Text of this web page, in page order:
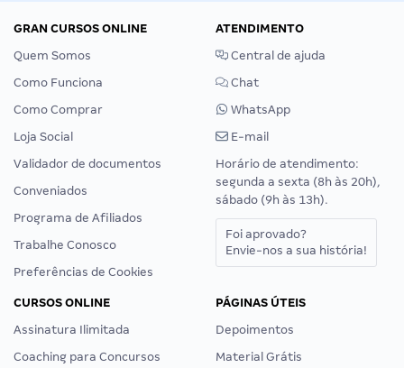
GRAN CURSOS ONLINE
Quem Somos
Como Funciona
Como Comprar
Loja Social
Validador de documentos
Conveniados
Programa de Afiliados
Trabalhe Conosco
Preferências de Cookies
ATENDIMENTO
Central de ajuda
Chat
WhatsApp
E-mail
Horário de atendimento:
segunda a sexta (8h às 20h),
sábado (9h às 13h).
Foi aprovado?
Envie-nos a sua história!
CURSOS ONLINE
Assinatura Ilimitada
Coaching para Concursos
PÁGINAS ÚTEIS
Depoimentos
Material Grátis